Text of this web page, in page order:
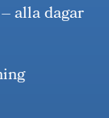
alla dagar